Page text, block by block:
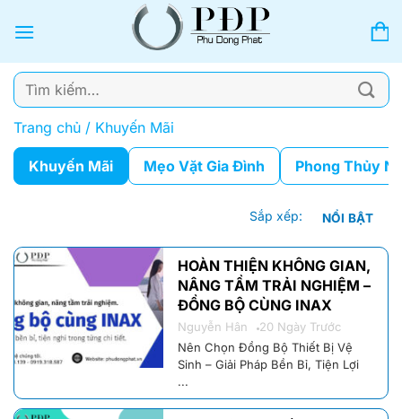
qua
dung
Tìm
kiếm:
Trang chủ / Khuyến Mãi
Khuyến Mãi Mẹo Vặt Gia Đình Phong Thủy
Sắp xếp: NỔI BẬT
HOÀN THIỆN KHÔNG GIAN,
NÂNG TẦM TRẢI NGHIỆM –
ĐỒNG BỘ CÙNG INAX
Nguyễn Hân
20 Ngày Trước
Nên Chọn Đồng Bộ Thiết Bị Vệ
Sinh – Giải Pháp Bền Bỉ, Tiện Lợi
...